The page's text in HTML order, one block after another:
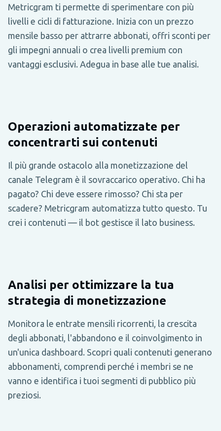
Metricgram ti permette di sperimentare con più
livelli e cicli di fatturazione. Inizia con un prezzo
mensile basso per attrarre abbonati, offri sconti per
gli impegni annuali o crea livelli premium con
vantaggi esclusivi. Adegua in base alle tue analisi.
Operazioni automatizzate per
concentrarti sui contenuti
Il più grande ostacolo alla monetizzazione del
canale Telegram è il sovraccarico operativo. Chi ha
pagato? Chi deve essere rimosso? Chi sta per
scadere? Metricgram automatizza tutto questo. Tu
crei i contenuti — il bot gestisce il lato business.
Analisi per ottimizzare la tua
strategia di monetizzazione
Monitora le entrate mensili ricorrenti, la crescita
degli abbonati, l'abbandono e il coinvolgimento in
un'unica dashboard. Scopri quali contenuti generano
abbonamenti, comprendi perché i membri se ne
vanno e identifica i tuoi segmenti di pubblico più
preziosi.